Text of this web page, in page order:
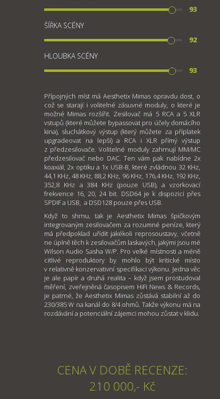
93
ŠÍŘKA SCÉNY
92
HLOUBKA SCÉNY
93
Přípojných míst má Aesthetix Mimas opravdu dost, o
což se starají i volitelné zásuvné moduly, o které je
možné Mimas rozšířit. Zesilovač má 5 RCA a 5 XLR
vstupů (které můžete bypassovat pro účely domácího
kina), sluchátkový výstup (který můžete za příplatek
upgradeovat na lepší) a RCA i XLR přímý výstup
z předzesilovače. Volitelné moduly zahrnují MM/MC
předzesilovač nebo DAC. Ten vám pak nabídne 2x
koaxiál, 2x optiku a 1x USB-B, které zvládnou 32 KHz,
44,1 KHz, 48 KHz, 88,2 KHz, 96 KHz, 176,4 KHz, 192 KHz,
352,8 KHz a 384 KHz (pouze USB), a vzorkovací
frekvence 16, 20, 24 bit. DSD64 je k dispozici přes
SPDIF a USB, a DSD128 pouze přes USB.
Když to shrnu, tak je Aesthetix Mimas špičkovým
integrovaným zesilovačem za rozumné peníze, který
má předpoklad uřídit jakékoli reprosoustavy, včetně
ne úplně těch k zesilovačům laskavých, jakými jsou mé
Wilson Audio Sasha W/P. Pro velké místnosti a méně
citlivé reproduktory by mohlo být kritické místo
v relativně konzervativní specifikaci výkonu. Jedna věc
je ale papír a druhá realita – když jsem prostudoval
měření, zveřejněná časopisem HiFi News & Records,
je patrné, že Aesthetix Mimas zůstává stabilní až do
230/385 W na kanál do 8/4 ohmů. Takže výkonu má na
rozdávání a potenciální zájemci mohou zůstat v klidu.
CENA V DOBĚ RECENZE:
210 000,- Kč